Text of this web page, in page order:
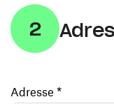
2
Adresse *